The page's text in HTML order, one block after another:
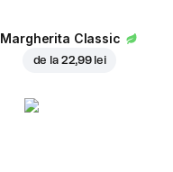
Margherita Classic
de la 22,99 lei